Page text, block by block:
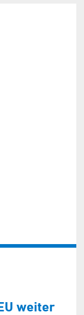
weiter